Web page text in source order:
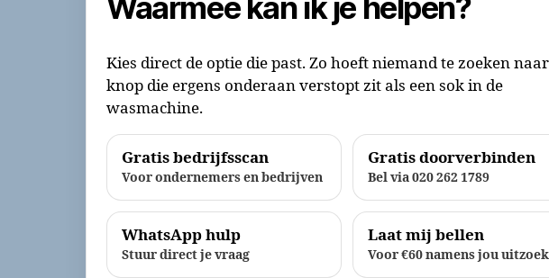
Waarmee kan ik je helpen?
Kies direct de optie die past. Zo hoeft niemand te zoeken
knop die ergens onderaan verstopt zit als een sok in de
wasmachine.
Gratis bedrijfsscan
Voor ondernemers en bedrijven
Gratis doorverbinden
Bel via 020 262 1789
WhatsApp hulp
Stuur direct je vraag
Laat mij bellen
Voor €60 namens jou